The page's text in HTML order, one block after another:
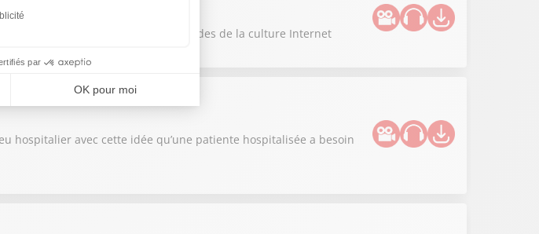
écosystème insidieux avec les codes de la culture Internet
hospitalier avec cette idée qu’une patiente hospitalisée a besoin